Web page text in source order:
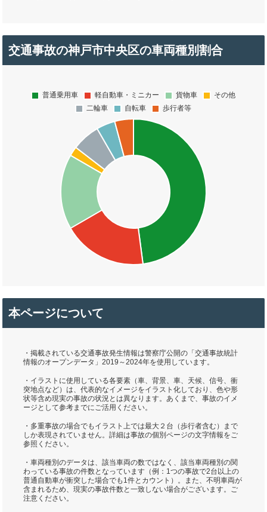
交通事故の神戸市中央区の車両種別割合
本ページについて
・掲載されている交通事故発生情報は警察庁公開の「交通事故統計
情報のオープンデータ」2019～2024年を使用しています。
・イラストに使用している各要素（車、背景、車、天候、信号、衝
突地点など）は、代表的なイメージをイラスト化しており、色や形
状等含め現実の事故の状況とは異なります。あくまで、事故のイメ
ージとして参考までにご活用ください。
・多重事故の場合でもイラスト上では最大２台（歩行者含む）まで
しか表現されていません。詳細は事故の個別ページの文字情報をご
参照ください。
・車両種別のデータは、該当車両の数ではなく、該当車両種別の関
わっている事故の件数となっています（例：1つの事故で2台以上の
普通自動車が衝突した場合でも1件とカウント）。また、不明車両が
含まれるため、現実の事故件数と一致しない場合がございます。ご
注意ください。